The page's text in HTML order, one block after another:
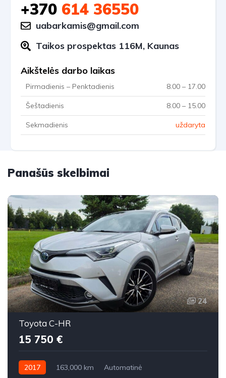
+370 614 36550
uabarkamis@gmail.com
Taikos prospektas 116M, Kaunas
Aikštelės darbo laikas
Pirmadienis – Penktadienis 8.00 – 17.00
Šeštadienis 8.00 – 15.00
Sekmadienis uždaryta
Panašūs skelbimai
24
Toyota C-HR
15 750 €
2017 163,000 km
Automatinė